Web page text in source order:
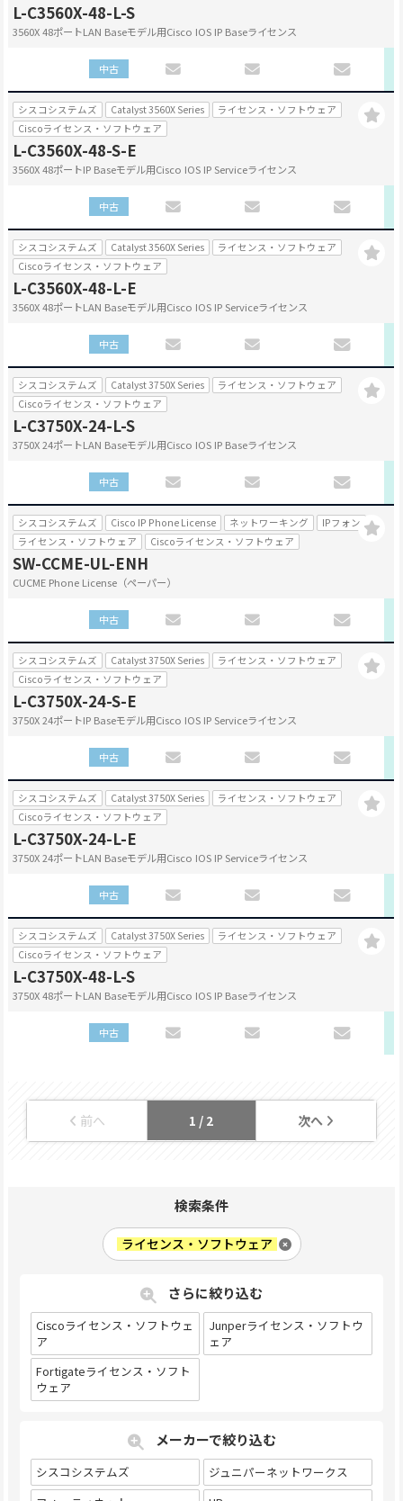
L-C3560X-48-L-S
3560X 48ポートLAN Baseモデル用Cisco IOS IP Baseライセンス
中古
シスコシステムズ Catalyst 3560X Series
ライセンス・ソフトウェア
Ciscoライセンス・ソフトウェア
L-C3560X-48-S-E
3560X 48ポートIP Baseモデル用Cisco IOS IP Serviceライセンス
中古
シスコシステムズ Catalyst 3560X Series
ライセンス・ソフトウェア
Ciscoライセンス・ソフトウェア
L-C3560X-48-L-E
3560X 48ポートLAN Baseモデル用Cisco IOS IP Serviceライセンス
中古
シスコシステムズ Catalyst 3750X Series
ライセンス・ソフトウェア
Ciscoライセンス・ソフトウェア
L-C3750X-24-L-S
3750X 24ポートLAN Baseモデル用Cisco IOS IP Baseライセンス
中古
シスコシステムズ Cisco IP Phone License ネットワーキング
IPフォン
ライセンス・ソフトウェア
Ciscoライセンス・ソフトウェア
SW-CCME-UL-ENH
CUCME Phone License（ペーパー）
中古
シスコシステムズ Catalyst 3750X Series
ライセンス・ソフトウェア
Ciscoライセンス・ソフトウェア
L-C3750X-24-S-E
3750X 24ポートIP Baseモデル用Cisco IOS IP Serviceライセンス
中古
シスコシステムズ Catalyst 3750X Series
ライセンス・ソフトウェア
Ciscoライセンス・ソフトウェア
L-C3750X-24-L-E
3750X 24ポートLAN Baseモデル用Cisco IOS IP Serviceライセンス
中古
シスコシステムズ Catalyst 3750X Series
ライセンス・ソフトウェア
Ciscoライセンス・ソフトウェア
L-C3750X-48-L-S
3750X 48ポートLAN Baseモデル用Cisco IOS IP Baseライセンス
中古
前へ 1 / 2 次へ
検索条件
ライセンス・ソフトウェア
さらに絞り込む
Ciscoライセンス・ソフトウェ
ア
Junperライセンス・ソフトウ
ェア
Fortigateライセンス・ソフト
ウェア
メーカーで絞り込む
シスコシステムズ
ジュニパーネットワークス